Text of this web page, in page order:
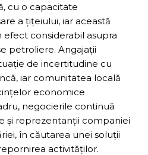
cu o capacitate
a țițeiului, iar această
considerabil asupra
petroliere. Angajații
de incertitudine cu
iar comunitatea locală
economice
negocierile continuă
și reprezentanții companiei
în căutarea unei soluții
activităților.